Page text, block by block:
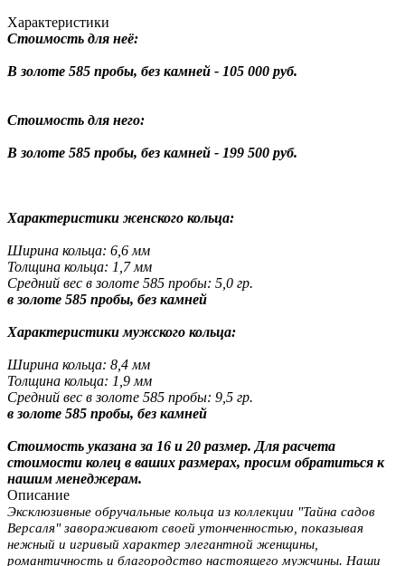
Характеристики
Стоимость для неё:
В золоте 585 пробы, без камней - 105 000 руб.
Стоимость для него:
В золоте 585 пробы, без камней - 199 500 руб.
Характеристики женского кольца:
Ширина кольца: 6,6 мм
Толщина кольца: 1,7 мм
Средний вес в золоте 585 пробы: 5,0 гр.
в золоте 585 пробы, без камней
Характеристики мужского кольца:
Ширина кольца: 8,4 мм
Толщина кольца: 1,9 мм
Средний вес в золоте 585 пробы: 9,5 гр.
в золоте 585 пробы, без камней
Стоимость указана за 16 и 20 размер. Для расчета
стоимости колец в ваших размерах, просим обратиться к
нашим менеджерам.
Описание
Эксклюзивные обручальные кольца из коллекции "Тайна садов
Версаля" завораживают своей утонченностью, показывая
нежный и игривый характер элегантной женщины,
романтичность и благородство настоящего мужчины. Наши